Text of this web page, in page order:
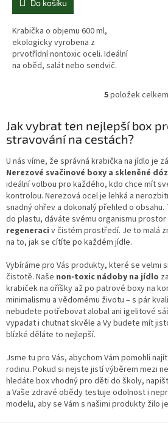
Do košíku
Krabička o objemu 600 ml,
ekologicky vyrobena z
prvotřídní nontoxic oceli. Ideální
na oběd, salát nebo sendvič.
O
l
á
a
c
í
p
r
v
k
ý
p
i
s
u
5položek celkem
Jak vybrat ten nejlepší box
stravování na cestách?
U nás víme, že správná krabička na jídlo je
Nerezové svačinové boxy a skleněné
ideální volbou pro každého, kdo chce mít
kontrolou. Nerezová ocel je lehká a
snadný ohřev a dokonalý přehled o
do plastu, dáváte svému organismu
regeneraci v čistém prostředí. Je to malá
na to, jak se cítíte po každém jídle.
Vybíráme pro Vás produkty, které se velmi
čistotě. Naše non-toxic nádoby na jídlo
krabiček na oříšky až po patrové boxy na
minimalismu a vědomému životu – s pár
nebudete potřebovat alobal ani igelitové
vypadat i chutnat skvěle a Vy budete mít
blízké děláte to nejlepší.
Jsme tu pro Vás, abychom Vám pomohli
rodinu. Pokud si nejste jistí výběrem mezi
hledáte box vhodný pro děti do školy,
a Vaše zdravé obědy testuje odolnost i
modelu, aby se Vám s našimi produkty žilo